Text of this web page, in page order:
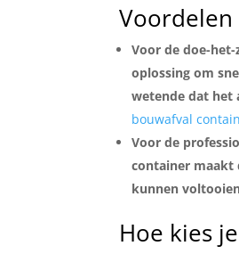
Voor de doe-
oplossing om
wetende dat het
bouwafval
Voor de
container maakt
kunnen
Hoe kies